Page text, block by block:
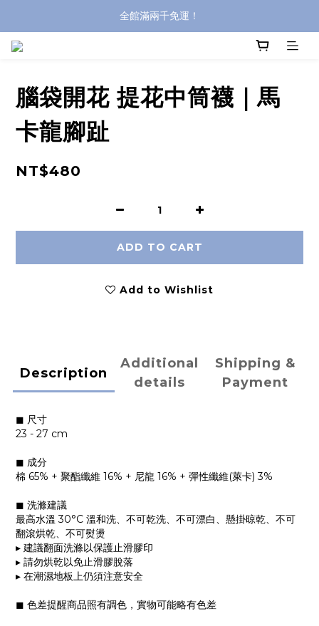
全館滿兩千免運！
全館滿兩千免運！
腦袋開花 提花中筒襪｜馬
卡龍腳趾
NT$480
ADD TO CART
Add to Wishlist
Description
Additional
details
Shipping &
Payment
◼︎ 尺寸
23 - 27 cm
◼︎ 成分
棉 65% + 聚酯纖維 16% + 尼龍 16% + 彈性纖維(萊卡) 3%
◼︎ 洗滌建議
最高水溫 30°C 溫和洗、不可乾洗、不可漂白、懸掛晾乾、不可
翻滾烘乾、不可熨燙
▸ 建議翻面洗滌以保護止滑膠印
▸ 請勿烘乾以免止滑膠脫落
▸ 在潮濕地板上仍須注意安全
◼︎ 色差提醒商品照有調色，實物可能略有色差